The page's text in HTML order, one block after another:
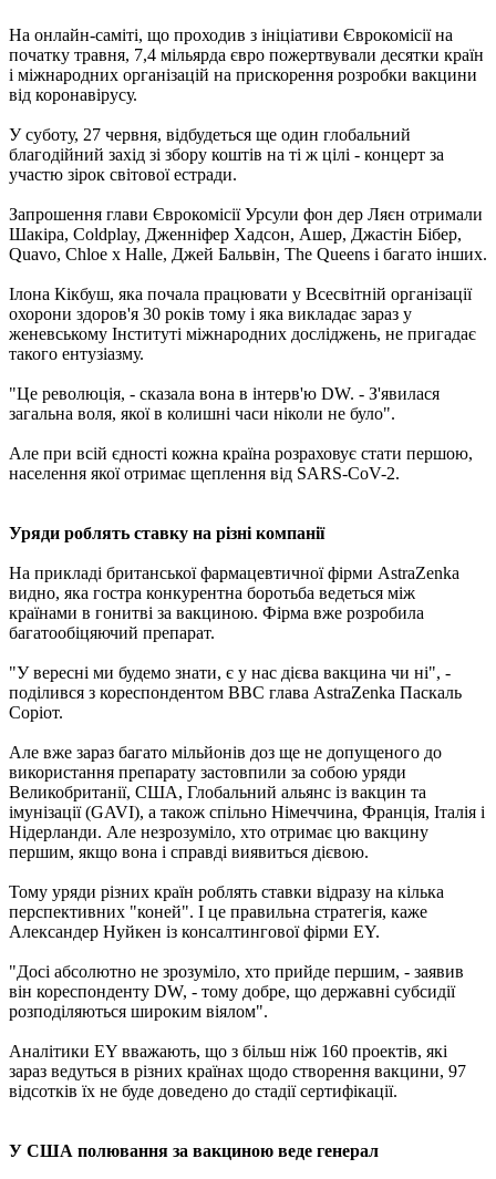
На онлайн-саміті, що проходив з ініціативи Єврокомісії на
початку травня, 7,4 мільярда євро пожертвували десятки країн
і міжнародних організацій на прискорення розробки вакцини
від коронавірусу.
У суботу, 27 червня, відбудеться ще один глобальний
благодійний захід зі збору коштів на ті ж цілі - концерт за
участю зірок світової естради.
Запрошення глави Єврокомісії Урсули фон дер Ляєн отримали
Шакіра, Coldplay, Дженніфер Хадсон, Ашер, Джастін Бібер,
Quavo, Chloe x Halle, Джей Бальвін, Тhe Queens і багато інших.
Ілона Кікбуш, яка почала працювати у Всесвітній організації
охорони здоров'я 30 років тому і яка викладає зараз у
женевському Інституті міжнародних досліджень, не пригадає
такого ентузіазму.
"Це революція, - сказала вона в інтерв'ю DW. - З'явилася
загальна воля, якої в колишні часи ніколи не було".
Але при всій єдності кожна країна розраховує стати першою,
населення якої отримає щеплення від SARS-CoV-2.
Уряди роблять ставку на різні компанії
На прикладі британської фармацевтичної фірми AstraZenka
видно, яка гостра конкурентна боротьба ведеться між
країнами в гонитві за вакциною. Фірма вже розробила
багатообіцяючий препарат.
"У вересні ми будемо знати, є у нас дієва вакцина чи ні", -
поділився з кореспондентом ВВС глава AstraZenka Паскаль
Соріот.
Але вже зараз багато мільйонів доз ще не допущеного до
використання препарату застовпили за собою уряди
Великобританії, США, Глобальний альянс із вакцин та
імунізації (GAVI), а також спільно Німеччина, Франція, Італія і
Нідерланди. Але незрозуміло, хто отримає цю вакцину
першим, якщо вона і справді виявиться дієвою.
Тому уряди різних країн роблять ставки відразу на кілька
перспективних "коней". І це правильна стратегія, каже
Александер Нуйкен із консалтингової фірми EY.
"Досі абсолютно не зрозуміло, хто прийде першим, - заявив
він кореспонденту DW, - тому добре, що державні субсидії
розподіляються широким віялом".
Аналітики EY вважають, що з більш ніж 160 проектів, які
зараз ведуться в різних країнах щодо створення вакцини, 97
відсотків їх не буде доведено до стадії сертифікації.
У США полювання за вакциною веде генерал